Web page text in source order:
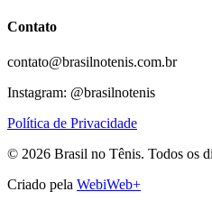
Contato
contato@brasilnotenis.com.br
Instagram: @brasilnotenis
Política de Privacidade
© 2026 Brasil no Tênis. Todos os
Criado pela WebiWeb+